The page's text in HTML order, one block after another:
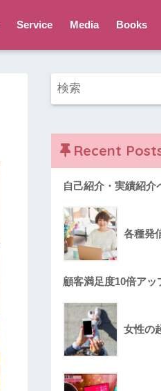
Service Media Books
Recent
自己紹介・実績紹介
各種発
顧客満足度10倍アッ
女性の